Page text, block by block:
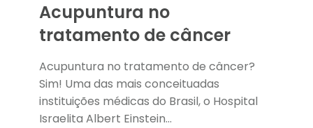
Acupuntura no
tratamento de câncer
Acupuntura no tratamento de câncer?
Sim! Uma das mais conceituadas
instituições médicas do Brasil, o Hospital
Israelita Albert Einstein…